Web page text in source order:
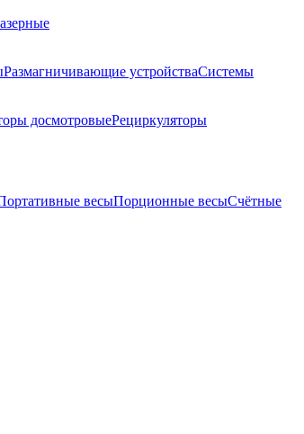
Размагничивающие устройстваСистемы
досмотровыеРециркуляторы
весыПорционные весыСчётные